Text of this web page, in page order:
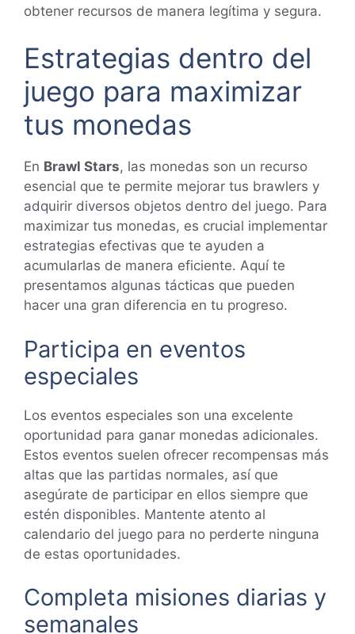
obtener recursos de manera legítima y segura.
Estrategias dentro del
juego para maximizar
tus monedas
En Brawl Stars, las monedas son un recurso
esencial que te permite mejorar tus brawlers y
adquirir diversos objetos dentro del juego. Para
maximizar tus monedas, es crucial implementar
estrategias efectivas que te ayuden a
acumularlas de manera eficiente. Aquí te
presentamos algunas tácticas que pueden
hacer una gran diferencia en tu progreso.
Participa en eventos
especiales
Los eventos especiales son una excelente
oportunidad para ganar monedas adicionales.
Estos eventos suelen ofrecer recompensas más
altas que las partidas normales, así que
asegúrate de participar en ellos siempre que
estén disponibles. Mantente atento al
calendario del juego para no perderte ninguna
de estas oportunidades.
Completa misiones diarias y
semanales